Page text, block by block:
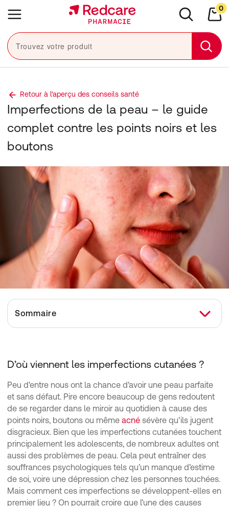
Menu
Rechercher
0
Trouvez votre produit
navigation
Close navigation
Retour à l'aperçu des conseils santé
Imperfections de la peau – le guide
complet contre les points noirs et les
boutons
Sommaire
Conseils pour les peaux grasses à imperfections
Conseils pour les peaux sèches à imperfections :
Conseils pour les peaux normales à imperfections :
D’où viennent les imperfections cutanées ?
Peu d'entre nous ont la chance d'avoir une peau parfaite
et sans défaut. Pire encore beaucoup de gens redoutent
de se regarder dans le miroir au quotidien à cause des
points noirs, boutons ou même acné sévère qu’ils jugent
disgracieux. Bien que les imperfections cutanées touchent
principalement les adolescents, de nombreux adultes ont
aussi des problèmes de peau. Cela peut entraîner des
souffrances psychologiques tels qu’un manque d’estime
de soi, voire une dépression chez les personnes touchées.
Mais comment ces imperfections se développent-elles en
premier lieu ? On pourrait croire que l’une des causes